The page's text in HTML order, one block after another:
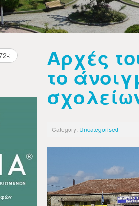
Αρχές
το
Category: Uncategorised